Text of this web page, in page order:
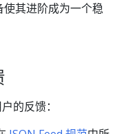
其进阶成为一个稳
的反馈：